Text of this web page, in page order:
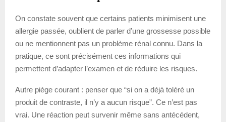
On constate souvent que certains patients minimisent une
allergie passée, oublient de parler d’une grossesse possible
ou ne mentionnent pas un problème rénal connu. Dans la
pratique, ce sont précisément ces informations qui
permettent d’adapter l’examen et de réduire les risques.
Autre piège courant : penser que “si on a déjà toléré un
produit de contraste, il n’y a aucun risque”. Ce n’est pas
vrai. Une réaction peut survenir même sans antécédent,